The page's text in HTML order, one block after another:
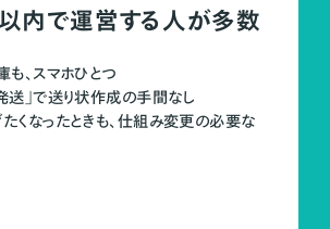
内で運営する人が多数
も、スマホひとつ
送」で送り状作成の手間なし
くなったときも、仕組み変更の必要な